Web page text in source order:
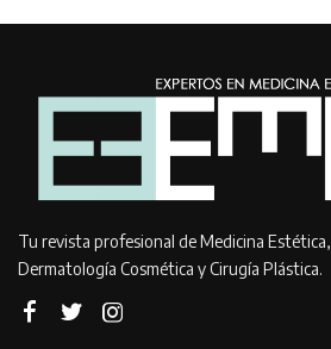
Tu revista profesional de Medicina Estética,
Dermatología Cosmética y Cirugía Plástica.